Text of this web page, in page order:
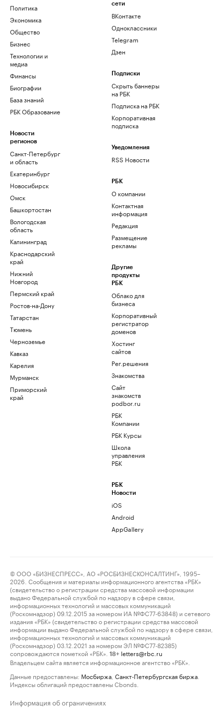
Политика
Экономика
Общество
Бизнес
Технологии и
медиа
Финансы
Биографии
База знаний
РБК Образование
Новости
регионов
Санкт-Петербург
и область
Екатеринбург
Новосибирск
Омск
Башкортостан
Вологодская
область
Калининград
Краснодарский
край
Нижний
Новгород
Пермский край
Ростов-на-Дону
Татарстан
Тюмень
Черноземье
Кавказ
Карелия
Мурманск
Приморский
край
сети
ВКонтакте
Одноклассники
Telegram
Дзен
Подписки
Скрыть баннеры
на РБК
Подписка на РБК
Корпоративная
подписка
Уведомления
RSS Новости
РБК
О компании
Контактная
информация
Редакция
Размещение
рекламы
Другие
продукты
РБК
Облако для
бизнеса
Корпоративный
регистратор
доменов
Хостинг
сайтов
Рег.решения
Знакомства
Сайт
знакомств
podbor.ru
РБК
Компании
РБК Курсы
Школа
управления
РБК
РБК
Новости
iOS
Android
AppGallery
© ООО «БИЗНЕСПРЕСС», АО «РОСБИЗНЕСКОНСАЛТИНГ», 1995–
2026. Сообщения и материалы информационного агентства «РБК»
(свидетельство о регистрации средства массовой информации
выдано Федеральной службой по надзору в сфере связи,
информационных технологий и массовых коммуникаций
(Роскомнадзор) 09.12.2015 за номером ИА №ФС77-63848) и сетевого
издания «РБК» (свидетельство о регистрации средства массовой
информации выдано Федеральной службой по надзору в сфере связи,
информационных технологий и массовых коммуникаций
(Роскомнадзор) 03.12.2021 за номером ЭЛ №ФС77-82385)
сопровождаются пометкой «РБК».
18+ letters@rbc.ru
Владельцем сайта является информационное агентство «РБК».
Данные предоставлены: Мосбиржа Санкт-Петербургская биржа
Индексы облигаций предоставлены Cbonds.
Информация об ограничениях